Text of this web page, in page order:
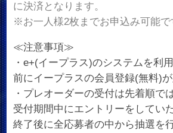
に決済となります。
※お一人様2枚までお申込み可能で
≪注意事項≫
・e+(イープラス)のシステムを利
前にイープラスの会員登録(無料)が
・プレオーダーの受付は先着順で
受付期間中にエントリーをしてい
終了後に全応募者の中から抽選を